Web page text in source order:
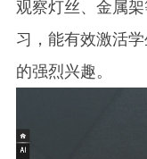
观察灯丝、金属
习，能有效激活
的强烈兴趣。